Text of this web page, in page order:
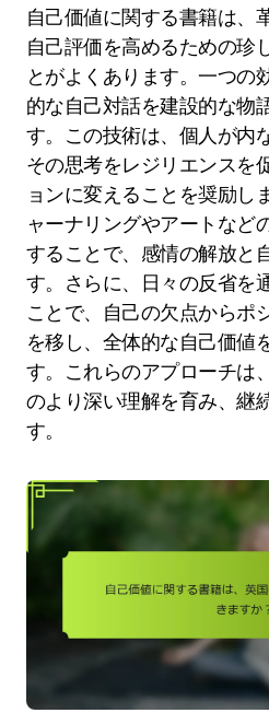
自己価値に関する書籍は、
自己評価を高めるための珍
とがよくあります。一つの
的な自己対話を建設的な物
す。この技術は、個人が内
その思考をレジリエンスを
ョンに変えることを奨励し
ャーナリングやアートなど
することで、感情の解放と
す。さらに、日々の反省を
ことで、自己の欠点からポ
を移し、全体的な自己価値
す。これらのアプローチは
のより深い理解を育み、継
す。